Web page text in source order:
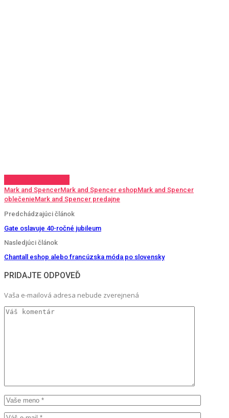
Mark and SpencerMark and Spencer eshopMark and Spencer
oblečenieMark and Spencer predajne
Predchádzajúci článok
Gate oslavuje 40-ročné jubileum
Nasledjúci článok
Chantall eshop alebo francúzska móda po slovensky
PRIDAJTE ODPOVEĎ
Vaša e-mailová adresa nebude zverejnená